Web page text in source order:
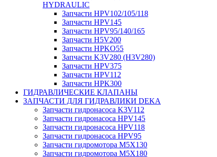
HYDRAULIC
Запчасти HPV102/105/118
Запчасти HPV145
Запчасти HPV95/140/165
Запчасти H5V200
Запчасти HPKO55
Запчасти K3V280 (H3V280)
Запчасти HPV375
Запчасти HPV112
Запчасти HPK300
ГИДРАВЛИЧЕСКИЕ КЛАПАНЫ
ЗАПЧАСТИ ДЛЯ ГИДРАВЛИКИ DEKA
Запчасти гидронасоса K3V112
Запчасти гидронасоса HPV145
Запчасти гидронасоса HPV118
Запчасти гидронасоса HPV95
Запчасти гидромотора M5X130
Запчасти гидромотора M5X180